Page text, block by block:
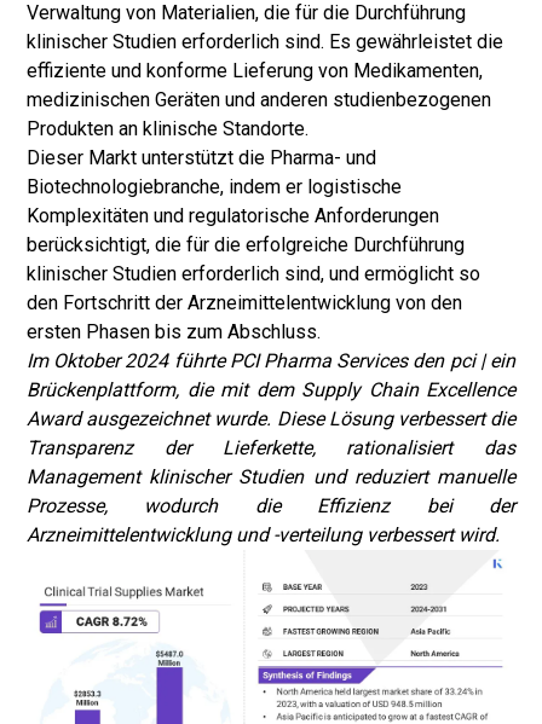
Verwaltung von Materialien, die für die Durchführung
klinischer Studien erforderlich sind. Es gewährleistet die
effiziente und konforme Lieferung von Medikamenten,
medizinischen Geräten und anderen studienbezogenen
Produkten an klinische Standorte.
Dieser Markt unterstützt die Pharma- und
Biotechnologiebranche, indem er logistische
Komplexitäten und regulatorische Anforderungen
berücksichtigt, die für die erfolgreiche Durchführung
klinischer Studien erforderlich sind, und ermöglicht so
den Fortschritt der Arzneimittelentwicklung von den
ersten Phasen bis zum Abschluss.
Im Oktober 2024 führte PCI Pharma Services den pci | ein
Brückenplattform, die mit dem Supply Chain Excellence
Award ausgezeichnet wurde. Diese Lösung verbessert die
Transparenz der Lieferkette, rationalisiert das
Management klinischer Studien und reduziert manuelle
Prozesse, wodurch die Effizienz bei der
Arzneimittelentwicklung und -verteilung verbessert wird.